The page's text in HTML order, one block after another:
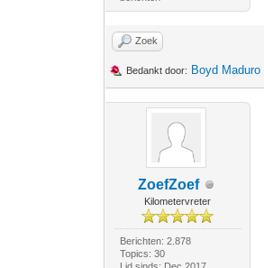
Zoek
Bedankt door: Boyd Maduro
ZoefZoef
Kilometervreter
Berichten: 2.878
Topics: 30